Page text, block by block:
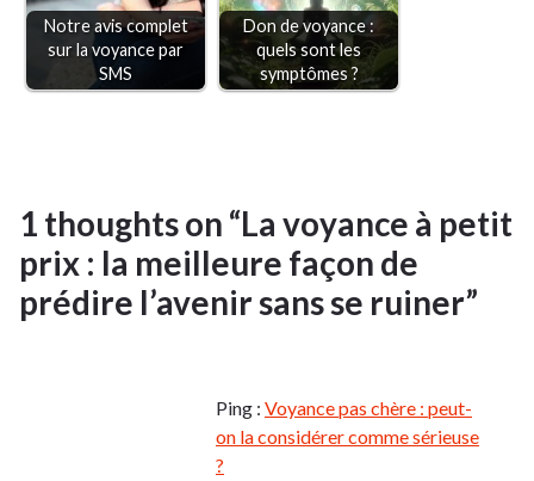
Notre avis complet
sur la voyance par
SMS
Don de voyance :
quels sont les
symptômes ?
1 thoughts on “La voyance à petit
prix : la meilleure façon de
prédire l’avenir sans se ruiner”
Ping : Voyance pas chère : peut-
on la considérer comme sérieuse
?